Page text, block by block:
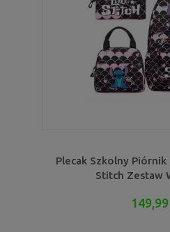
Plecak Szkolny Piórnik
Stitch Zestaw
149,99